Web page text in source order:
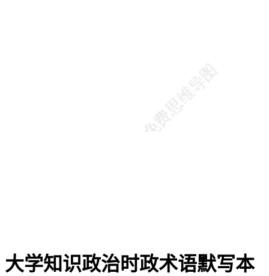
大学知识政治时政术语默写本